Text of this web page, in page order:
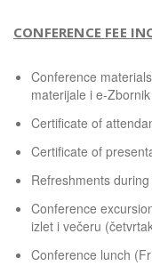
CONFERENCE FEE
Conference
materijale i e-
Certificate of
Certificate of
Refreshments
Conference
izlet i večeru
Conference lunch